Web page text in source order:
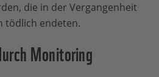
die in der Vergangenheit
tödlich endeten.
Monitoring